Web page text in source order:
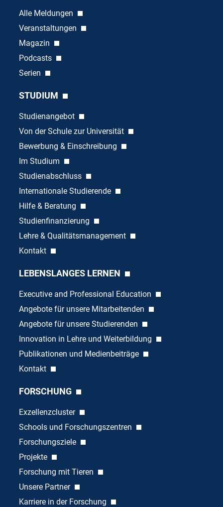
Alle Meldungen
Veranstaltungen
Magazin
Podcasts
Serien
STUDIUM
Studienangebot
Von der Schule zur Universität
Bewerbung & Einschreibung
Im Studium
Studienabschluss
Internationale Studierende
Hilfe & Beratung
Studienfinanzierung
Lehre & Qualitätsmanagement
Kontakt
LEBENSLANGES LERNEN
Executive and Professional Education
Angebote für unsere Mitarbeitenden
Angebote für unsere Studierenden
Innovation in Lehre und Weiterbildung
Publikationen und Medienbeiträge
Kontakt
FORSCHUNG
Exzellenzcluster
Schools und Forschungszentren
Forschungsziele
Projekte
Forschung mit Tieren
Unsere Partner
Karriere in der Forschung